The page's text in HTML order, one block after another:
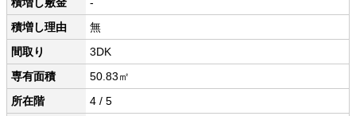
積増し理由
無
間取り
3DK
専有面積
50.83㎡
所在階
4 / 5